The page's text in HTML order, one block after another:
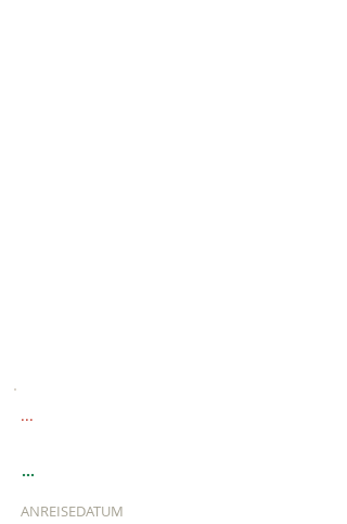
...
...
ANREISEDATUM